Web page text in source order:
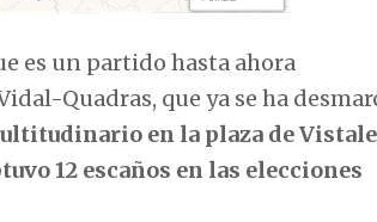
es un partido hasta ahora
Quadras, que ya se ha
en la plaza de
12 escaños en las elecciones